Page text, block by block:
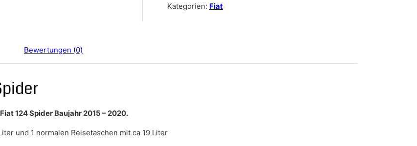
Kategorien: Fiat
Bewertungen (0)
Fiat 124 Spider Baujahr 2015 – 2020.
und 1 normalen Reisetaschen mit ca 19 Liter